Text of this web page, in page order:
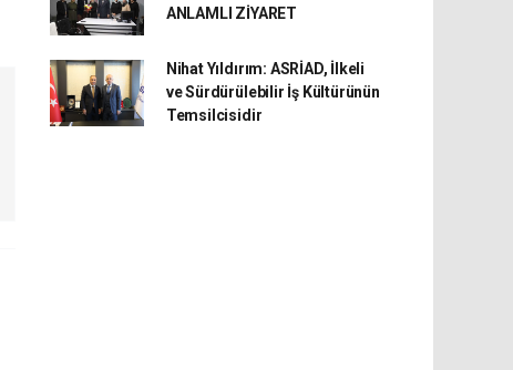
ANLAMLI ZİYARET
Nihat Yıldırım: ASRİAD, İlkeli
ve Sürdürülebilir İş Kültürünün
Temsilcisidir